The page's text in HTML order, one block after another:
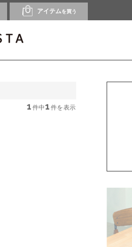
アイテムを買う
1 件中1 件を表示